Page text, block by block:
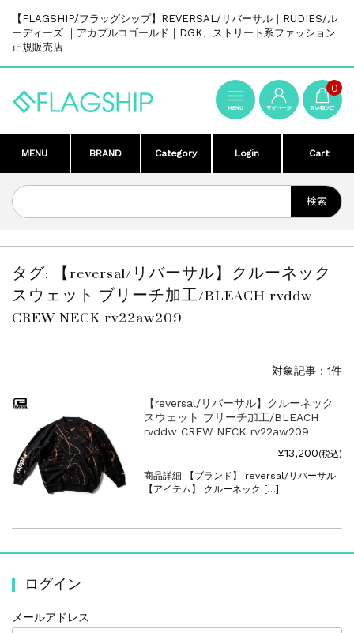
【FLAGSHIP/フラッグシップ】REVERSAL/リバーサル｜RUDIES/ル
ーディーズ ｜アカプルコゴールド｜DGK、ストリート系ファッション
正規販売店
0
MENU BRAND Category Login Cart
タグ: 【reversal/リバーサル】クルーネック
スウェット ブリーチ加工/BLEACH rvddw
CREW NECK rv22aw209
対象記事：1件
【reversal/リバーサル】クルーネック
スウェット ブリーチ加工/BLEACH
rvddw CREW NECK rv22aw209
¥13,200(税込)
商品詳細 【ブランド】 reversal/リバーサル
【アイテム】 クルーネック […]
ログイン
メールアドレス